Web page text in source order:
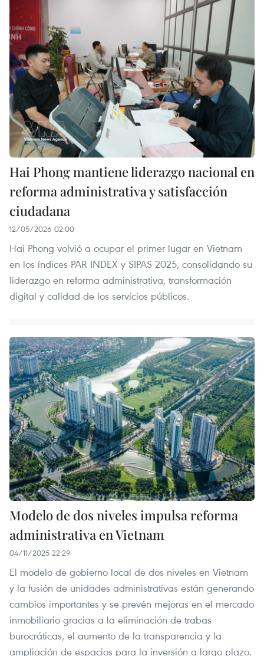
Hai Phong mantiene liderazgo nacional en
reforma administrativa y satisfacción
ciudadana
12/05/2026 02:00
Hai Phong volvió a ocupar el primer lugar en Vietnam
en los índices PAR INDEX y SIPAS 2025, consolidando su
liderazgo en reforma administrativa, transformación
digital y calidad de los servicios públicos.
Modelo de dos niveles impulsa reforma
administrativa en Vietnam
04/11/2025 22:29
El modelo de gobierno local de dos niveles en Vietnam
y la fusión de unidades administrativas están generando
cambios importantes y se prevén mejoras en el mercado
inmobiliario gracias a la eliminación de trabas
burocráticas, el aumento de la transparencia y la
ampliación de espacios para la inversión a largo plazo.